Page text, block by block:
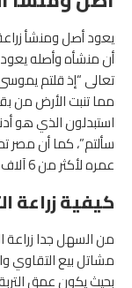
يعود أصل ومنشأ
أن منشأه وأصله
تعالى “إذ قلتم
مما تنبت الأرض من
استبدلون الذي هو
سألتم”، كما أن مصر
عمره لأكثر من 6 آلاف سنة.
كيفية زراعة
من السهل جدا زراعة
مشاتل بيع التقاوي